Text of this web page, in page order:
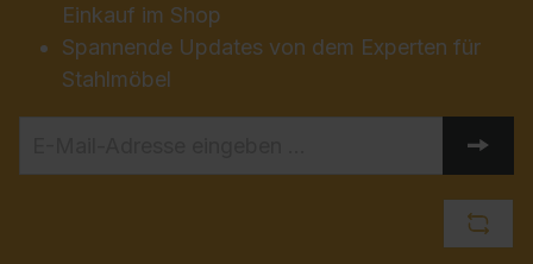
Einkauf im Shop
Spannende Updates von dem Experten für
Stahlmöbel